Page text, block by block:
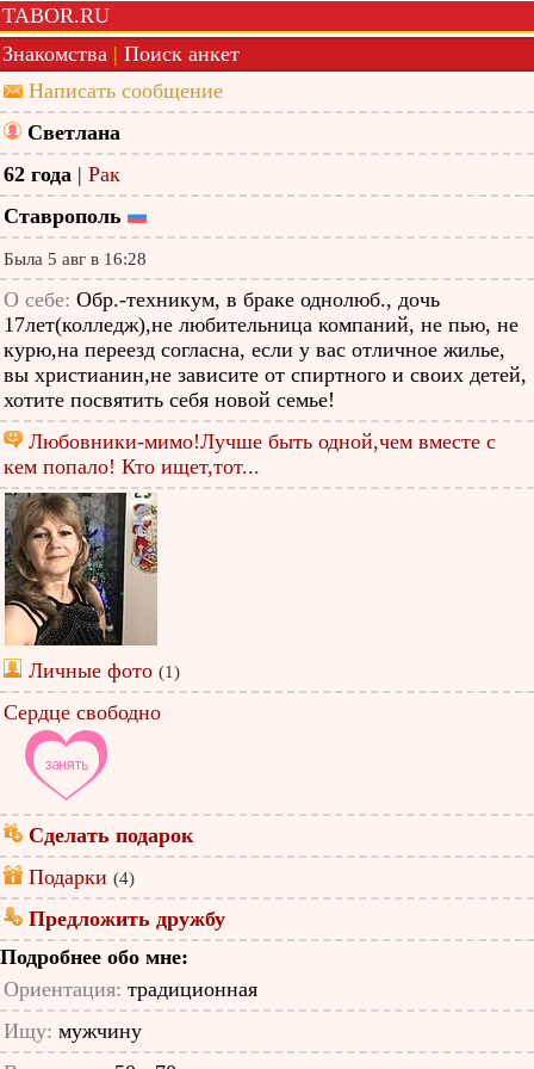
TABOR.RU
Знакомства | Поиск анкет
Написать сообщение
Светлана
62 года | Рак
Ставрополь
Была 5 авг в 16:28
О себе: Обр.-техникум, в браке однолюб., дочь
17лет(колледж),не любительница компаний, не пью, не
курю,на переезд согласна, если у вас отличное жилье,
вы христианин,не зависите от спиртного и своих детей,
хотите посвятить себя новой семье!
Любовники-мимо!Лучше быть одной,чем вместе с
кем попало! Кто ищет,тот...
Личные фото (1)
Сердце свободно
Сделать подарок
Подарки (4)
Предложить дружбу
Подробнее обо мне:
Ориентация: традиционная
Ищу: мужчину